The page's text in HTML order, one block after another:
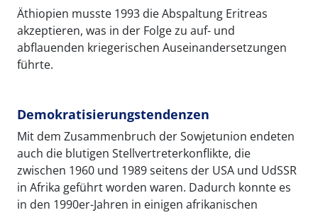
Äthiopien musste 1993 die Abspaltung Eritreas
akzeptieren, was in der Folge zu auf- und
abflauenden kriegerischen Auseinandersetzungen
führte.
Demokratisierungstendenzen
Mit dem Zusammenbruch der Sowjetunion endeten
auch die blutigen Stellvertreterkonflikte, die
zwischen 1960 und 1989 seitens der USA und UdSSR
in Afrika geführt worden waren. Dadurch konnte es
in den 1990er-Jahren in einigen afrikanischen